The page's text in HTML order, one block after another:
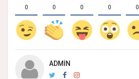
0 0 0 0 0
ADMIN